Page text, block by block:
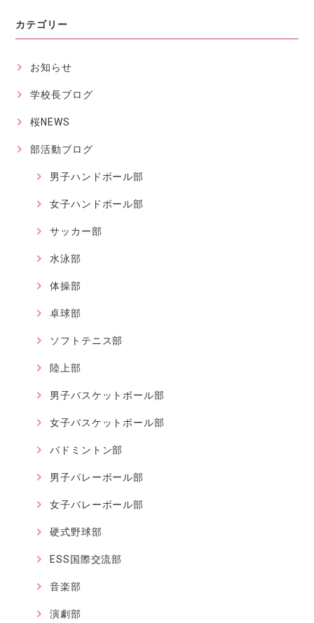
カテゴリー
お知らせ
学校長ブログ
桜NEWS
部活動ブログ
男子ハンドボール部
女子ハンドボール部
サッカー部
水泳部
体操部
卓球部
ソフトテニス部
陸上部
男子バスケットボール部
女子バスケットボール部
バドミントン部
男子バレーボール部
女子バレーボール部
硬式野球部
ESS国際交流部
音楽部
演劇部